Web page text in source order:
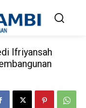
Ifriyansah